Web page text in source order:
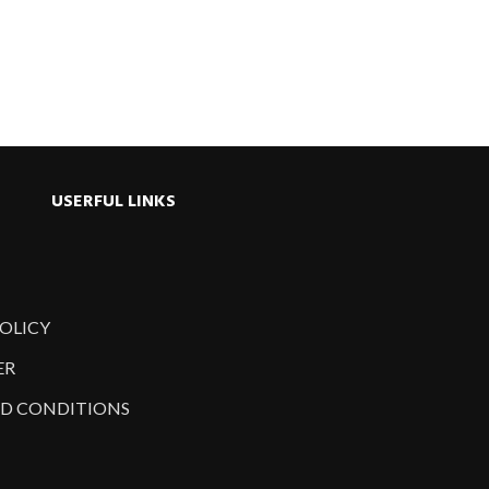
USERFUL LINKS
CONDITIONS